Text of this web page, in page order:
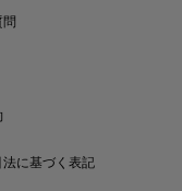
に基づく表記